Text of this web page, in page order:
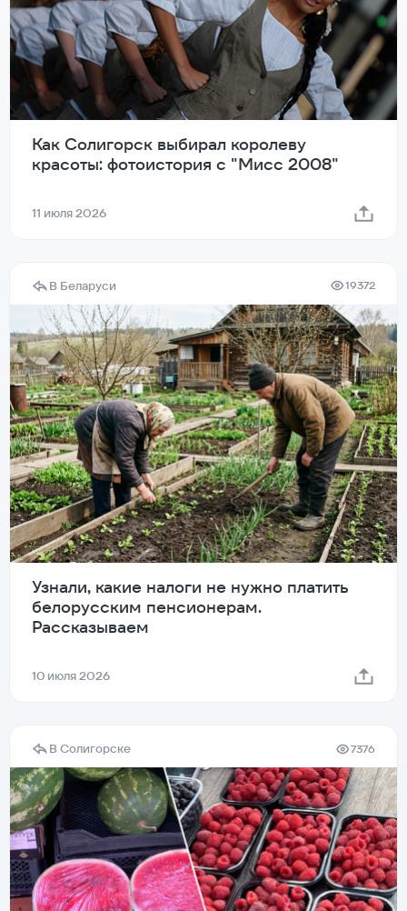
Как Солигорск выбирал королеву
красоты: фотоистория с "Мисс 2008"
11 июля 2026
В Беларуси 19372
Узнали, какие налоги не нужно платить
белорусским пенсионерам.
Рассказываем
10 июля 2026
В Солигорске 7376